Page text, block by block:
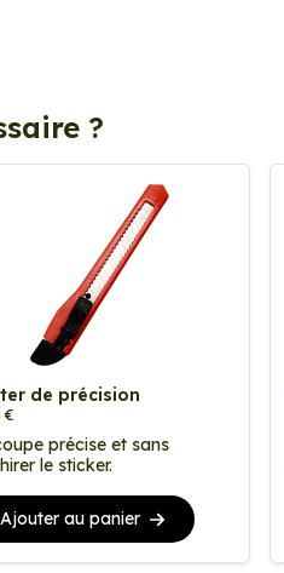
?
de précision
€
précise et sans
le sticker.
Ajouter au panier